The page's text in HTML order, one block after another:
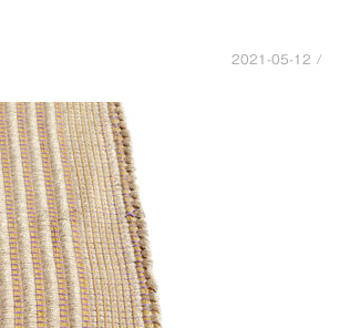
2021-05-12 /